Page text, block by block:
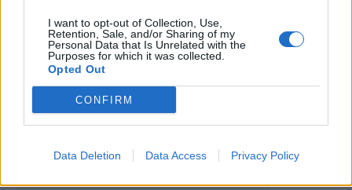
I want to opt-out of Collection, Use,
Retention, Sale, and/or Sharing of my
Personal Data that Is Unrelated with the
Purposes for which it was collected.
Opted Out
CONFIRM
Data Deletion Data Access Privacy Policy
Taça Transmontana de Futebol Sénior com cariz
solidário em Valpaços